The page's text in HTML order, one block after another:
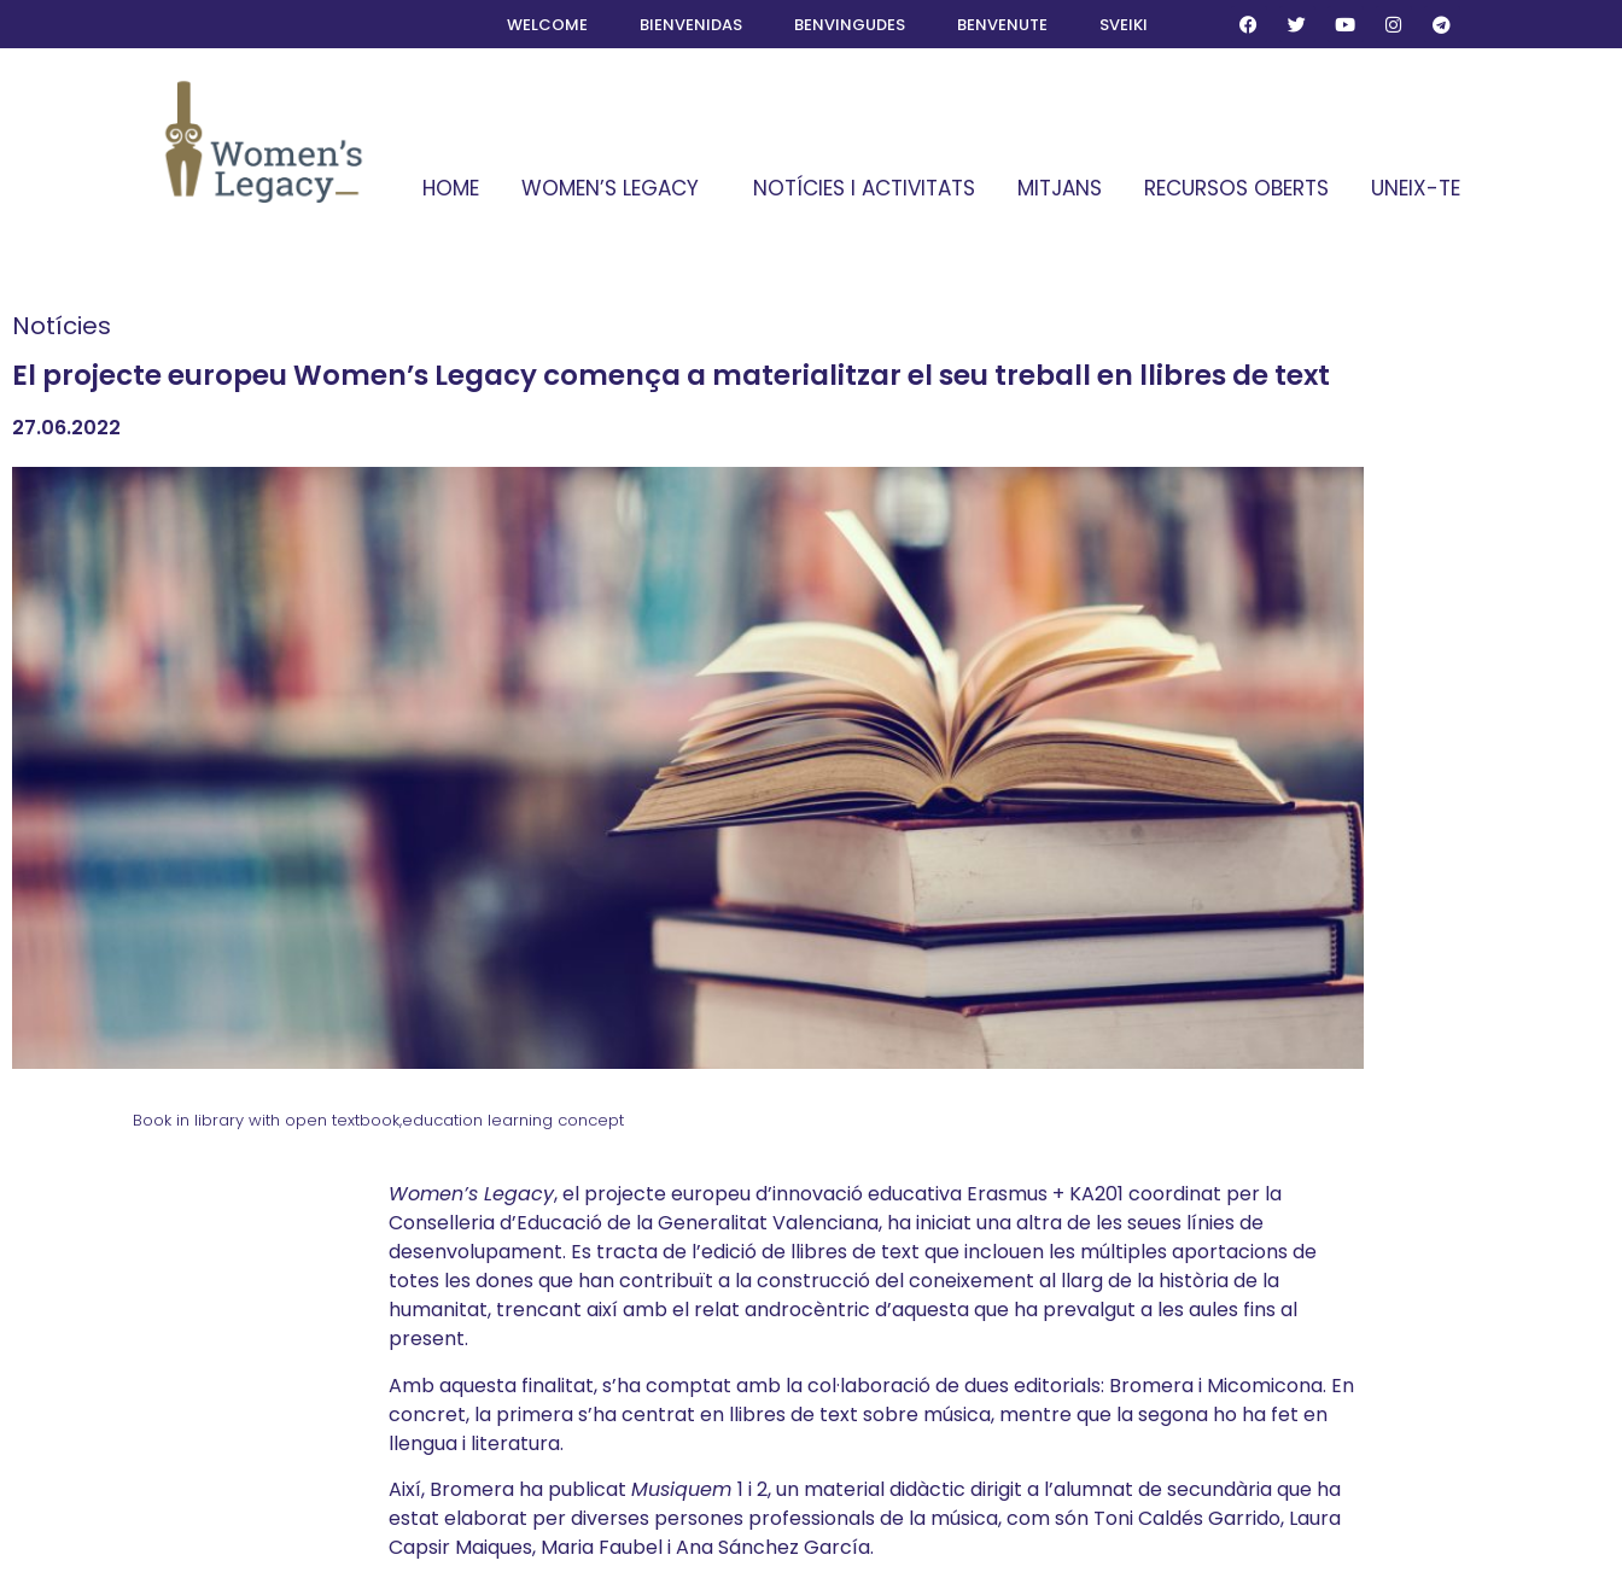
WELCOME BIENVENIDAS BENVINGUDES BENVENUTE SVEIKI
HOME WOMEN’S LEGACY NOTÍCIES I ACTIVITATS MITJANS RECURSOS OBERTS UNEIX-TE
Notícies
El projecte europeu Women’s Legacy comença a materialitzar el seu treball en llibres de text
27.06.2022
Book in library with open textbook,education learning concept
Women’s Legacy, el projecte europeu d’innovació educativa Erasmus + KA201 coordinat per la
Conselleria d’Educació de la Generalitat Valenciana, ha iniciat una altra de les seues línies de
desenvolupament. Es tracta de l’edició de llibres de text que inclouen les múltiples aportacions de
totes les dones que han contribuït a la construcció del coneixement al llarg de la història de la
humanitat, trencant així amb el relat androcèntric d’aquesta que ha prevalgut a les aules fins al
present.
Amb aquesta finalitat, s’ha comptat amb la col·laboració de dues editorials: Bromera i Micomicona. En
concret, la primera s’ha centrat en llibres de text sobre música, mentre que la segona ho ha fet en
llengua i literatura.
Així, Bromera ha publicat Musiquem 1 i 2, un material didàctic dirigit a l’alumnat de secundària que ha
estat elaborat per diverses persones professionals de la música, com són Toni Caldés Garrido, Laura
Capsir Maiques, Maria Faubel i Ana Sánchez García.